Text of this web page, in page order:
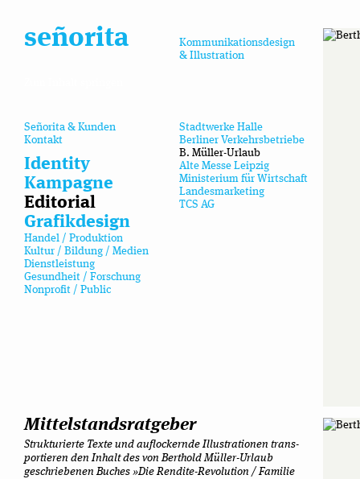
señorita
Kommunikationsdesign
& Illustration
Señorita & Kunden
Kontakt
Identity
Kampagne
Editorial
Stadtwerke Halle
Berliner Verkehrsbetriebe
B. Müller-Urlaub
Alte Messe Leipzig
Ministerium für Wirtschaft
Landesmarketing
TCS AG
Grafikdesign
Handel / Produktion
Kultur / Bildung / Medien
Dienstleistung
Gesundheit / Forschung
Nonprofit / Public
Mit­tel­stands­rat­ge­ber
Struk­tu­rierte Texte und auf­lo­ckernde Illus­tra­tio­nen trans­
por­tie­ren den Inhalt des von Bert­hold Müller-Urlaub
geschrie­be­nen Buches »Die Rendite-Revolution / Fami­lie